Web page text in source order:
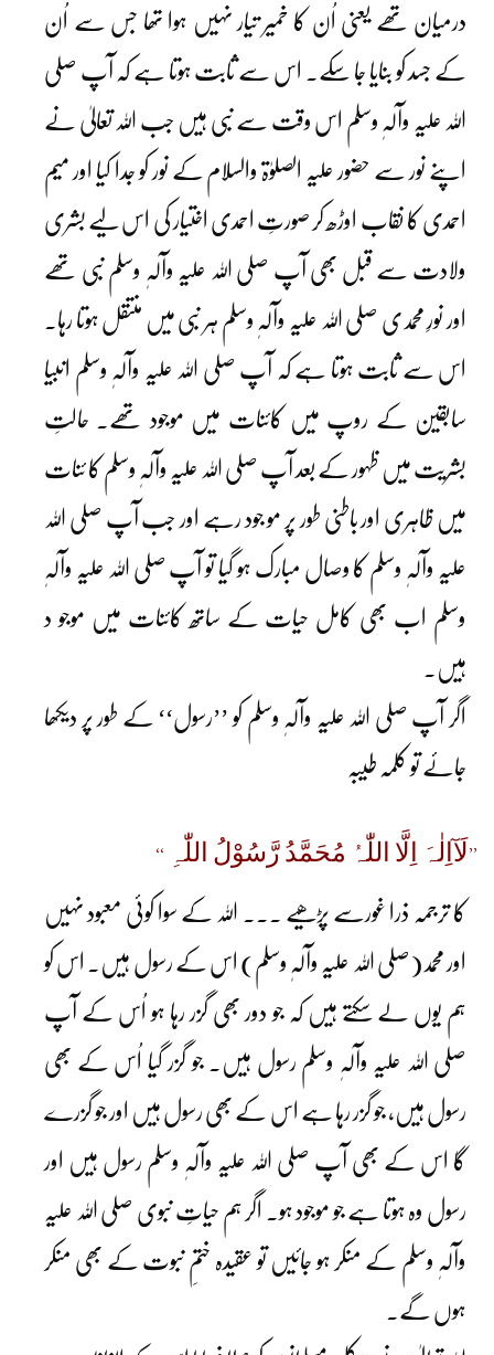
درمیان تھے یعنی اُن کا خمیر تیار نہیں ہوا تھا جس سے اُن
کے جسد کو بنایا جا سکے۔ اس سے ثابت ہوتا ہے کہ آپ صلی
اللہ علیہ وآلہٖ وسلم اس وقت سے نبی ہیں جب اللہ تعالیٰ نے
اپنے نور سے حضور علیہ الصلوٰۃ والسلام کے نور کو جدا کیا اور میم
احمدی کا نقاب اوڑھ کر صورتِ احمدی اختیار کی اس لیے بشری
ولادت سے قبل بھی آپ صلی اللہ علیہ وآلہٖ وسلم نبی تھے
اور نورِ محمدی صلی اللہ علیہ وآلہٖ وسلم ہر نبی میں منتقل ہوتا رہا۔
اس سے ثابت ہوتا ہے کہ آپ صلی اللہ علیہ وآلہٖ وسلم انبیا
سابقین کے روپ میں کائنات میں موجود تھے۔ حالتِ
بشریت میں ظہور کے بعد آپ صلی اللہ علیہ وآلہٖ وسلم کا ئنات
میں ظاہری اور باطنی طور پر مو جود رہے اور جب آپ صلی اللہ
علیہ وآلہٖ وسلم کا وصال مبارک ہو گیا تو آپ صلی اللہ علیہ وآلہٖ
وسلم اب بھی کامل حیات کے ساتھ کائنات میں موجو د
ہیں۔
اگر آپ صلی اللہ علیہ وآلہٖ وسلم کو ’’رسول‘‘ کے طور پر دیکھا
جائے تو کلمہ طیبہ
’’لَآاِلٰہَ اِلَّا اللّٰہُ مُحَمَّدُ رَّسُوْلُ اللّٰہِ ‘‘
کا ترجمہ ذرا غورسے پڑھیے ۔۔۔ اللہ کے سوا کوئی معبود نہیں
اور محمد(صلی اللہ علیہ وآلہٖ وسلم) اس کے رسول ہیں۔ اس کو
ہم یوں لے سکتے ہیں کہ جو دور بھی گزر رہا ہو اُس کے آپ
صلی اللہ علیہ وآلہٖ وسلم رسول ہیں۔ جو گزر گیا اُس کے بھی
رسول ہیں، جو گزر رہا ہے اس کے بھی رسول ہیں اور جو گزرے
گا اس کے بھی آپ صلی اللہ علیہ وآلہٖ وسلم رسول ہیں اور
رسول وہ ہوتا ہے جو موجود ہو۔ اگر ہم حیاتِ نبوی صلی اللہ علیہ
وآلہٖ وسلم کے منکر ہو جائیں تو عقیدہ ختمِ نبوت کے بھی منکر
ہوں گے۔